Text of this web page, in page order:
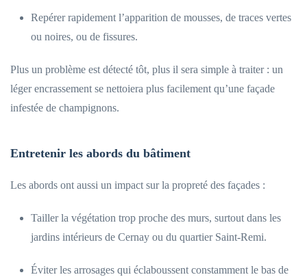
Repérer rapidement l’apparition de mousses, de traces vertes
ou noires, ou de fissures.
Plus un problème est détecté tôt, plus il sera simple à traiter : un
léger encrassement se nettoiera plus facilement qu’une façade
infestée de champignons.
Entretenir les abords du bâtiment
Les abords ont aussi un impact sur la propreté des façades :
Tailler la végétation trop proche des murs, surtout dans les
jardins intérieurs de Cernay ou du quartier Saint-Remi.
Éviter les arrosages qui éclaboussent constamment le bas de